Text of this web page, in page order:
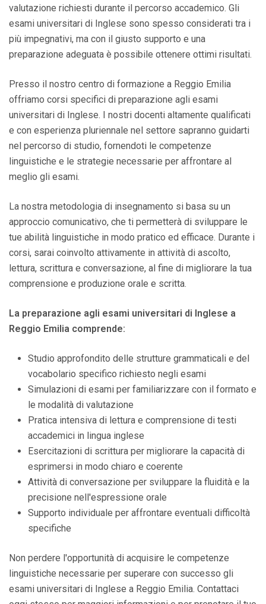
valutazione richiesti durante il percorso accademico. Gli
esami universitari di Inglese sono spesso considerati tra i
più impegnativi, ma con il giusto supporto e una
preparazione adeguata è possibile ottenere ottimi risultati.
Presso il nostro centro di formazione a Reggio Emilia
offriamo corsi specifici di preparazione agli esami
universitari di Inglese. I nostri docenti altamente qualificati
e con esperienza pluriennale nel settore sapranno guidarti
nel percorso di studio, fornendoti le competenze
linguistiche e le strategie necessarie per affrontare al
meglio gli esami.
La nostra metodologia di insegnamento si basa su un
approccio comunicativo, che ti permetterà di sviluppare le
tue abilità linguistiche in modo pratico ed efficace. Durante i
corsi, sarai coinvolto attivamente in attività di ascolto,
lettura, scrittura e conversazione, al fine di migliorare la tua
comprensione e produzione orale e scritta.
La preparazione agli esami universitari di Inglese a
Reggio Emilia comprende:
Studio approfondito delle strutture grammaticali e del
vocabolario specifico richiesto negli esami
Simulazioni di esami per familiarizzare con il formato e
le modalità di valutazione
Pratica intensiva di lettura e comprensione di testi
accademici in lingua inglese
Esercitazioni di scrittura per migliorare la capacità di
esprimersi in modo chiaro e coerente
Attività di conversazione per sviluppare la fluidità e la
precisione nell'espressione orale
Supporto individuale per affrontare eventuali difficoltà
specifiche
Non perdere l'opportunità di acquisire le competenze
linguistiche necessarie per superare con successo gli
esami universitari di Inglese a Reggio Emilia. Contattaci